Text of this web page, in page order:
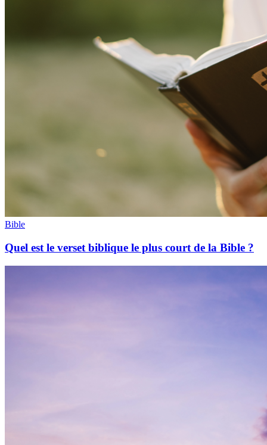
Bible
Quel est le verset biblique le plus court de la Bible ?